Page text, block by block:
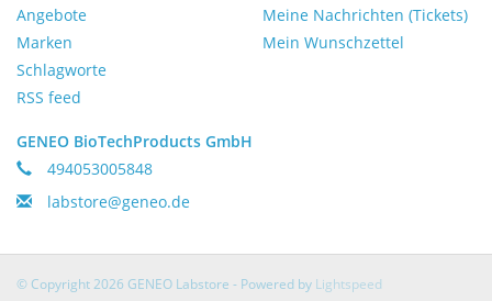
Angebote
Marken
Schlagworte
RSS feed
Meine Nachrichten (Tickets)
Mein Wunschzettel
GENEO BioTechProducts GmbH
494053005848
labstore@geneo.de
© Copyright 2026 GENEO Labstore - Powered by Lightspeed